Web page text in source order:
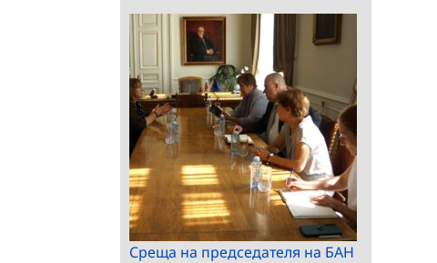
Среща на председателя на БАН